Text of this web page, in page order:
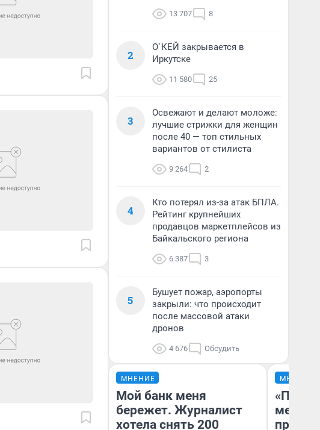
13 707 8
2
О`КЕЙ закрывается в
Иркутске
11 580 25
3
Освежают и делают моложе:
лучшие стрижки для женщин
после 40 — топ стильных
вариантов от стилиста
9 264 2
4
Кто потерял из-за атак БПЛА.
Рейтинг крупнейших
продавцов маркетплейсов из
Байкальского региона
6 387 3
5
Бушует пожар, аэропорты
закрыли: что происходит
после массовой атаки
дронов
4 676 Обсудить
МНЕНИЕ
Мой банк меня
бережет. Журналист
хотела снять 200
МНЕНИЕ